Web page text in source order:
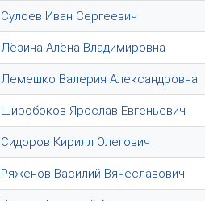
Сулоев Иван Сергеевич
Лёзина Алёна Владимировна
Лемешко Валерия Александровна
Широбоков Ярослав Евгеньевич
Сидоров Кирилл Олегович
Ряженов Василий Вячеславович